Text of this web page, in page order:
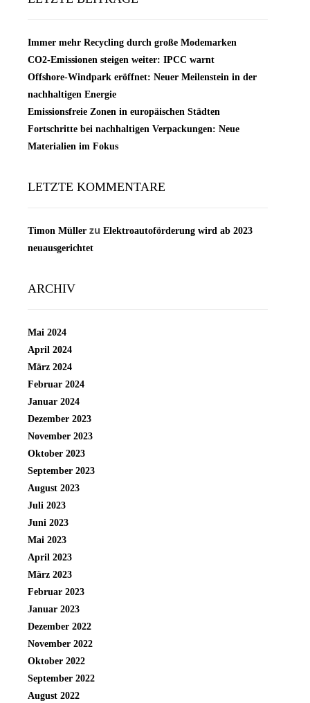
Immer mehr Recycling durch große Modemarken
CO2-Emissionen steigen weiter: IPCC warnt
Offshore-Windpark eröffnet: Neuer Meilenstein in der
nachhaltigen Energie
Emissionsfreie Zonen in europäischen Städten
Fortschritte bei nachhaltigen Verpackungen: Neue
Materialien im Fokus
LETZTE KOMMENTARE
Timon Müller zu Elektroautoförderung wird ab 2023
neuausgerichtet
ARCHIV
Mai 2024
April 2024
März 2024
Februar 2024
Januar 2024
Dezember 2023
November 2023
Oktober 2023
September 2023
August 2023
Juli 2023
Juni 2023
Mai 2023
April 2023
März 2023
Februar 2023
Januar 2023
Dezember 2022
November 2022
Oktober 2022
September 2022
August 2022